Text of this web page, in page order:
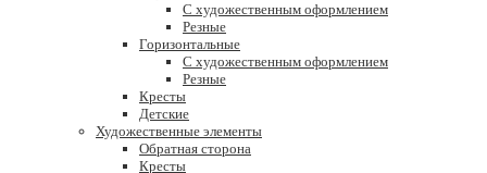
С художественным оформлением
Резные
Горизонтальные
С художественным оформлением
Резные
Кресты
Детские
Художественные элементы
Обратная сторона
Кресты